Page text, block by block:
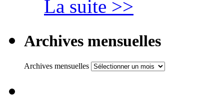
La suite >>
Archives mensuelles
Archives mensuelles